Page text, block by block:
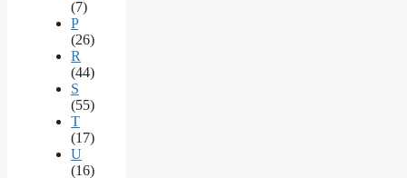
(7)
P
(26)
R
(44)
S
(55)
T
(17)
U
(16)